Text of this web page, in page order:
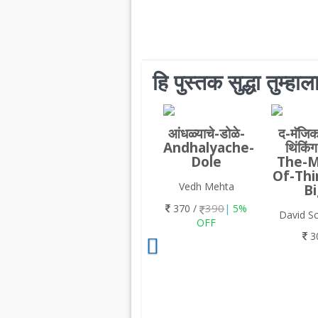
हि पुस्तक सुद्धा
आंधळ्याचे-डोळे-
Andhalyache-
Dole
Vedh Mehta
370 / 390|5%
OFF
द-
The-
Of-
David